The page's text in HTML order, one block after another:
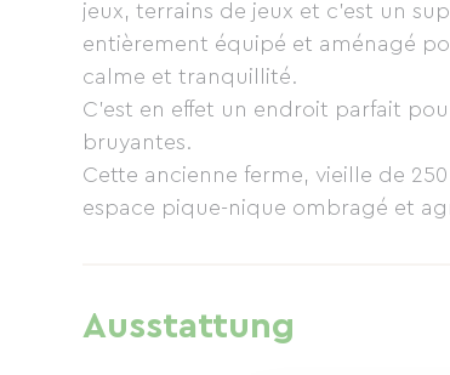
jeux, terrains de jeux et c'est un
entièrement équipé et aménagé
calme et tranquillité.
C’est en effet un endroit parfait
bruyantes.
Cette ancienne ferme, vieille de
espace pique-nique ombragé et
fléchettes, billard, matériel de
Ausstattung